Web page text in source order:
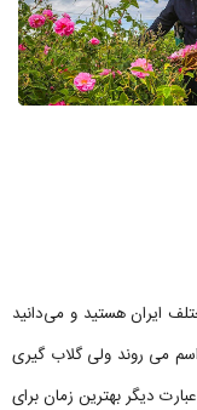
ایران هستید و می‌دانید
می روند ولی گلاب گیری
دیگر بهترین زمان برای